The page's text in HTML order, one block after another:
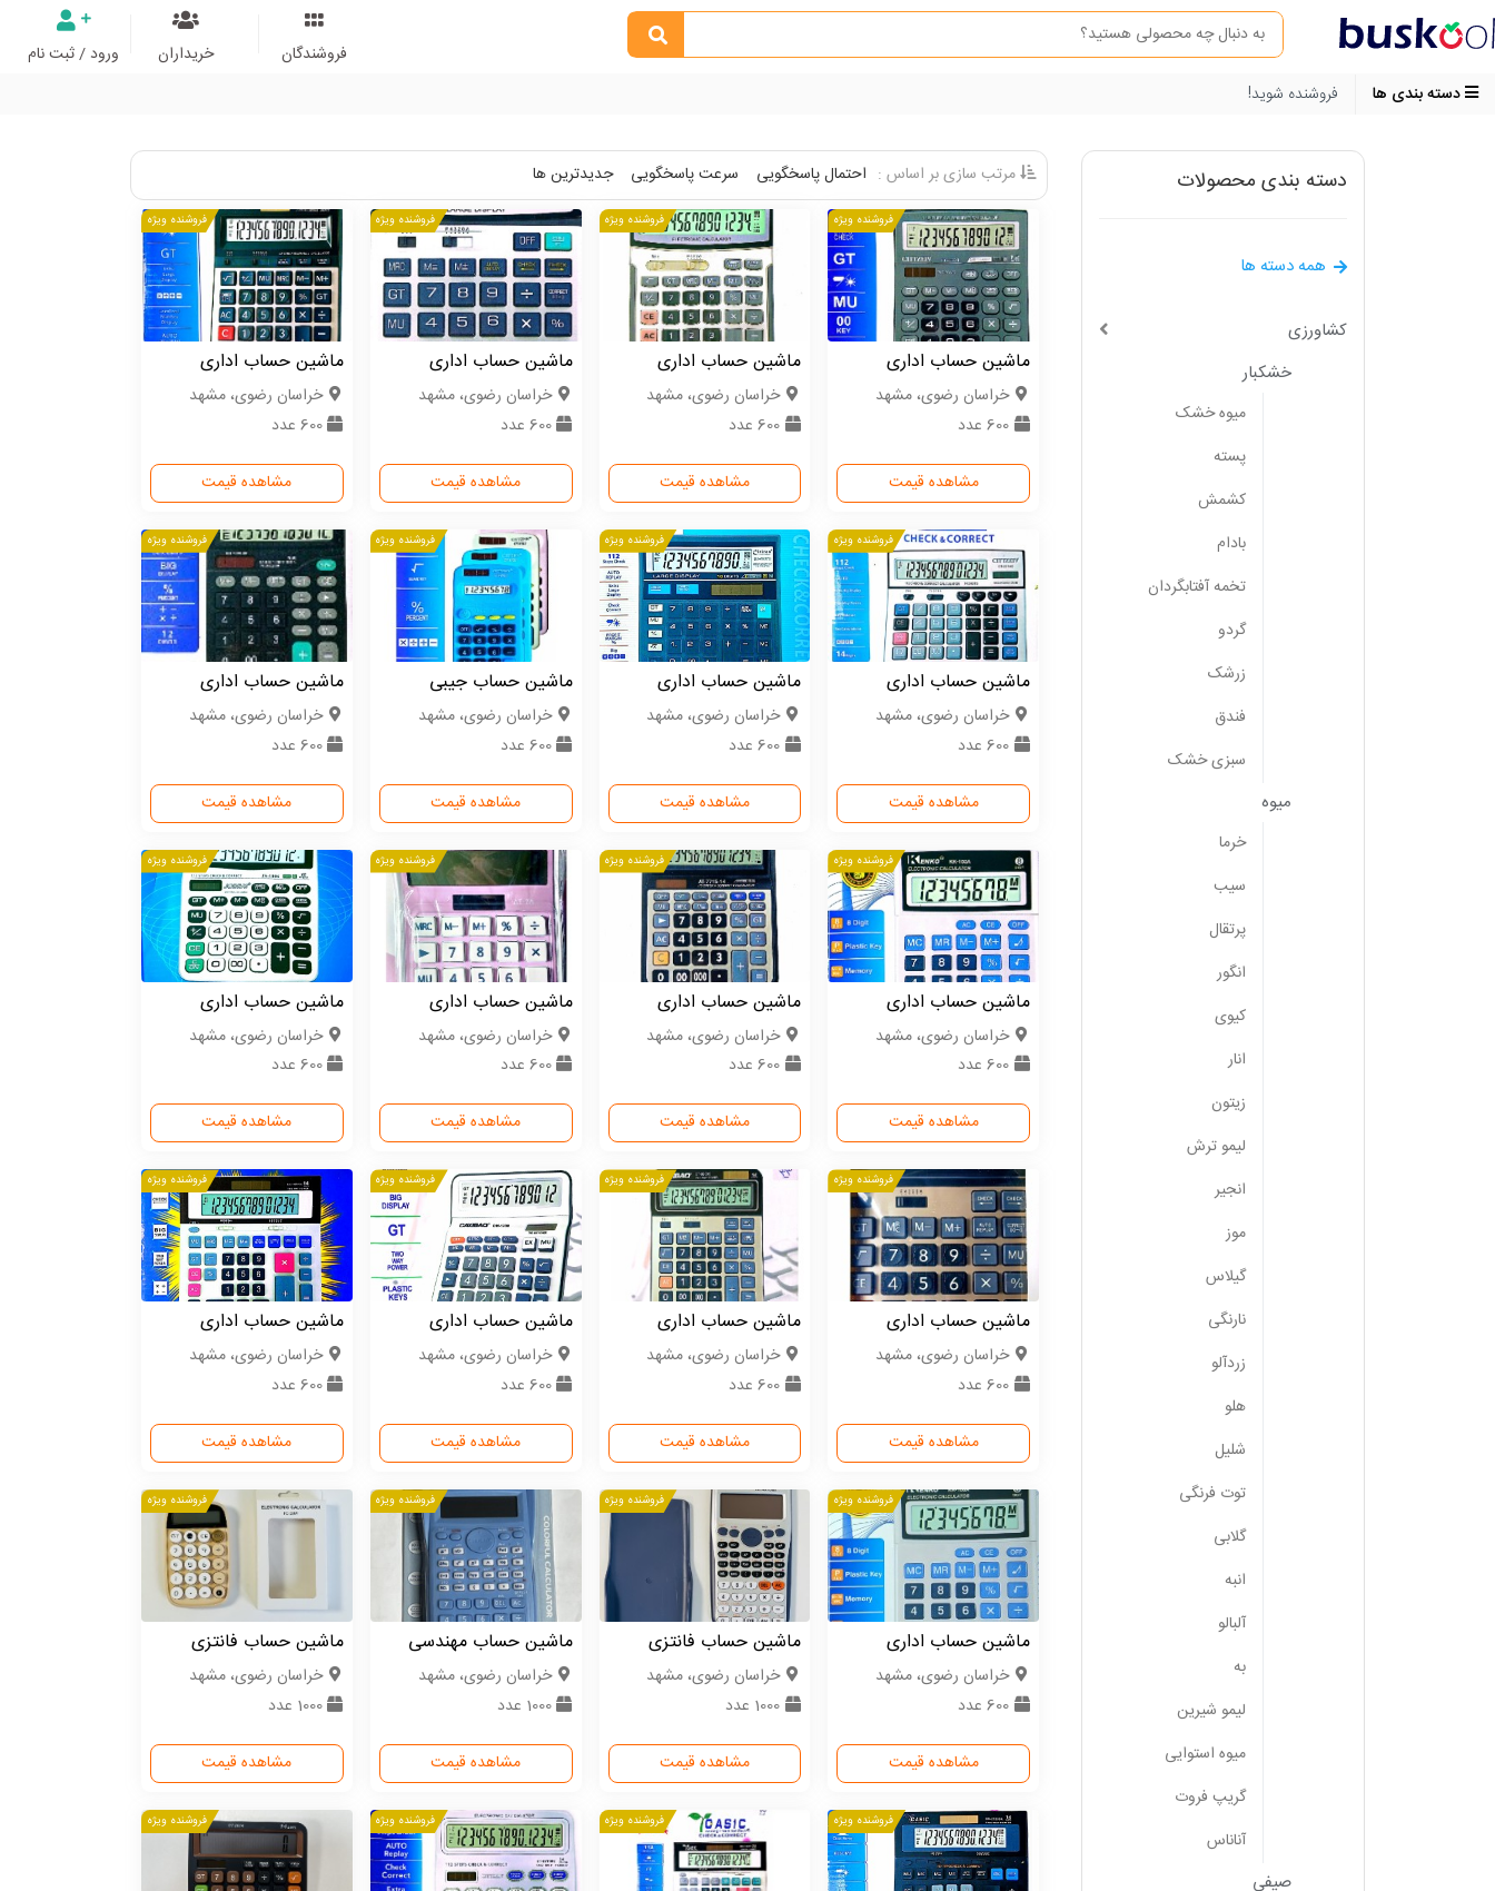
ورود / ثبت نام خریداران
فروشندگان
دسته بندی ها
فروشنده شوید!
مرتب سازی بر اساس : احتمال پاسخگویی سرعت پاسخگویی جدیدترین ها
فروشنده ویژه
ماشین حساب اداری
خراسان رضوی، مشهد
600 عدد
مشاهده قیمت
فروشنده ویژه
ماشین حساب اداری
خراسان رضوی، مشهد
600 عدد
مشاهده قیمت
فروشنده ویژه
ماشین حساب اداری
خراسان رضوی، مشهد
600 عدد
مشاهده قیمت
فروشنده ویژه
ماشین حساب اداری
خراسان رضوی، مشهد
600 عدد
مشاهده قیمت
فروشنده ویژه
ماشین حساب اداری
خراسان رضوی، مشهد
600 عدد
مشاهده قیمت
فروشنده ویژه
ماشین حساب اداری
خراسان رضوی، مشهد
600 عدد
مشاهده قیمت
فروشنده ویژه
ماشین حساب جیبی
خراسان رضوی، مشهد
600 عدد
مشاهده قیمت
فروشنده ویژه
ماشین حساب اداری
خراسان رضوی، مشهد
600 عدد
مشاهده قیمت
فروشنده ویژه
ماشین حساب اداری
خراسان رضوی، مشهد
600 عدد
مشاهده قیمت
فروشنده ویژه
ماشین حساب اداری
خراسان رضوی، مشهد
600 عدد
مشاهده قیمت
فروشنده ویژه
ماشین حساب اداری
خراسان رضوی، مشهد
600 عدد
مشاهده قیمت
فروشنده ویژه
ماشین حساب اداری
خراسان رضوی، مشهد
600 عدد
مشاهده قیمت
فروشنده ویژه
ماشین حساب اداری
خراسان رضوی، مشهد
600 عدد
مشاهده قیمت
فروشنده ویژه
ماشین حساب اداری
خراسان رضوی، مشهد
600 عدد
مشاهده قیمت
فروشنده ویژه
ماشین حساب اداری
خراسان رضوی، مشهد
600 عدد
مشاهده قیمت
فروشنده ویژه
ماشین حساب اداری
خراسان رضوی، مشهد
600 عدد
مشاهده قیمت
فروشنده ویژه
ماشین حساب اداری
خراسان رضوی، مشهد
600 عدد
مشاهده قیمت
فروشنده ویژه
ماشین حساب فانتزی
خراسان رضوی، مشهد
1000 عدد
مشاهده قیمت
فروشنده ویژه
ماشین حساب مهندسی
خراسان رضوی، مشهد
1000 عدد
مشاهده قیمت
فروشنده ویژه
ماشین حساب فانتزی
خراسان رضوی، مشهد
1000 عدد
مشاهده قیمت
فروشنده ویژه فروشنده ویژه فروشنده ویژه فروشنده ویژه
دسته بندی محصولات
همه دسته ها
کشاورزی
خشکبار
میوه خشک
پسته
کشمش
بادام
تخمه آفتابگردان
گردو
زرشک
فندق
سبزی خشک
میوه
خرما
سیب
پرتقال
انگور
کیوی
انار
زیتون
لیمو ترش
انجیر
موز
گیلاس
نارنگی
زردآلو
هلو
شلیل
توت فرنگی
گلابی
انبه
آلبالو
به
لیمو شیرین
میوه استوایی
گریپ فروت
آناناس
صیفی